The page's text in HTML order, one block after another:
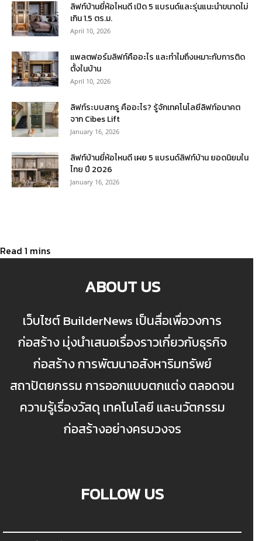
ลิฟท์บ้านยี่ห้อไหนดี เปิด 5 แบรนด์และรุ่นแนะนำขนาดไม่
เกิน 1.5 ตร.ม.
April 10, 2026
แพลตฟอร์มลิฟท์คืออะไร และทำไมถึงเหมาะกับการติด
ตั้งในบ้าน
April 10, 2026
ลิฟท์ระบบสกรู คืออะไร? รู้จักเทคโนโลยีลิฟท์อนาคต
จาก Cibes Lift
January 16, 2026
ลิฟท์บ้านยี่ห้อไหนดี เผย 5 แบรนด์ลิฟท์บ้าน ยอดนิยมใน
ไทย ปี 2026
January 16, 2026
ABOUT US
เว็บไซต์ BuilderNews เป็นสื่อเพื่อวงการ
ก่อสร้าง มุ่งนำเสนอเรื่องราวเกี่ยวกับธุรกิจ
ก่อสร้าง การพัฒนาอสังหาริมทรัพย์
สถาปัตยกรรม การออกแบบตกแต่ง ตลอดจน
ความรู้เรื่องวัสดุ เทคโนโลยี และนวัตกรรม
ก่อสร้างอย่างครบวงจร
FOLLOW US